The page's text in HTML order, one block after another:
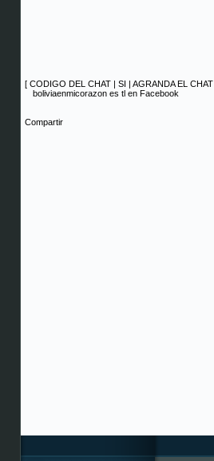
[ CODIGO DEL CHAT | SI | AGRANDA EL CHAT
boliviaenmicorazon es tl en Facebook
Compartir